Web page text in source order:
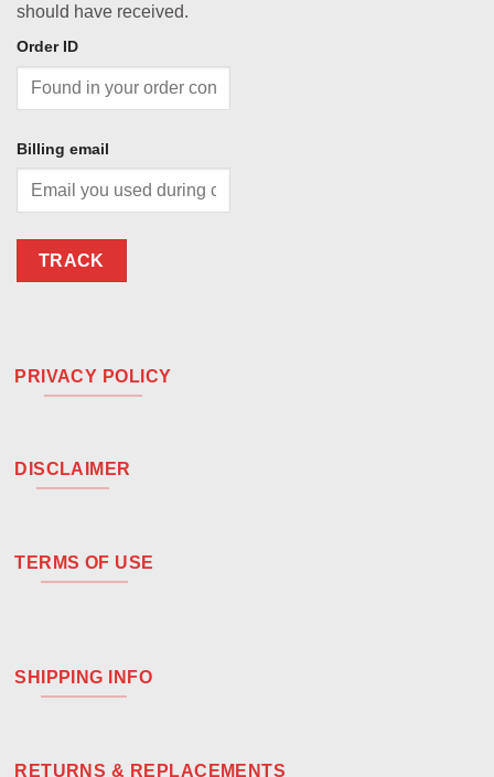
should have received.
Order ID
Billing email
TRACK
PRIVACY POLICY
DISCLAIMER
TERMS OF USE
SHIPPING INFO
RETURNS & REPLACEMENTS